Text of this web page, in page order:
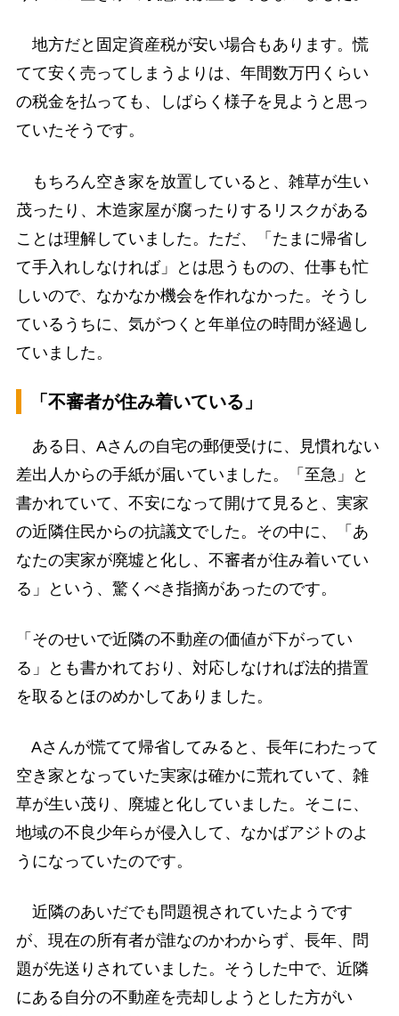
地方だと固定資産税が安い場合もあります。慌
てて安く売ってしまうよりは、年間数万円くらい
の税金を払っても、しばらく様子を見ようと思っ
ていたそうです。
もちろん空き家を放置していると、雑草が生い
茂ったり、木造家屋が腐ったりするリスクがある
ことは理解していました。ただ、「たまに帰省し
て手入れしなければ」とは思うものの、仕事も忙
しいので、なかなか機会を作れなかった。そうし
ているうちに、気がつくと年単位の時間が経過し
ていました。
「不審者が住み着いている」
ある日、Aさんの自宅の郵便受けに、見慣れない
差出人からの手紙が届いていました。「至急」と
書かれていて、不安になって開けて見ると、実家
の近隣住民からの抗議文でした。その中に、「あ
なたの実家が廃墟と化し、不審者が住み着いてい
る」という、驚くべき指摘があったのです。
「そのせいで近隣の不動産の価値が下がってい
る」とも書かれており、対応しなければ法的措置
を取るとほのめかしてありました。
Aさんが慌てて帰省してみると、長年にわたって
空き家となっていた実家は確かに荒れていて、雑
草が生い茂り、廃墟と化していました。そこに、
地域の不良少年らが侵入して、なかばアジトのよ
うになっていたのです。
近隣のあいだでも問題視されていたようです
が、現在の所有者が誰なのかわからず、長年、問
題が先送りされていました。そうした中で、近隣
にある自分の不動産を売却しようとした方がい